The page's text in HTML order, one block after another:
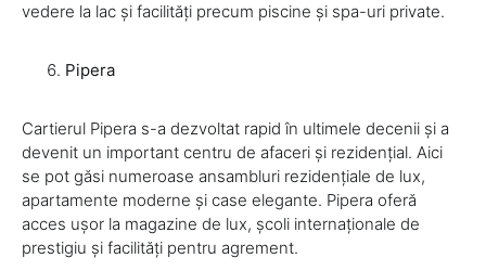
vedere la lac și facilități precum piscine și spa-uri private.
Pipera
Cartierul Pipera s-a dezvoltat rapid în ultimele decenii și a
devenit un important centru de afaceri și rezidențial. Aici
se pot găsi numeroase ansambluri rezidențiale de lux,
apartamente moderne și case elegante. Pipera oferă
acces ușor la magazine de lux, școli internaționale de
prestigiu și facilități pentru agrement.